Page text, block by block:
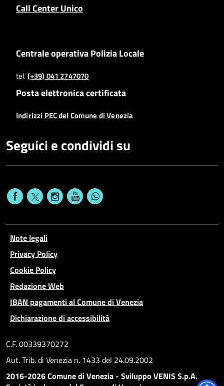
Call Center Unico
Centrale operativa Polizia Locale
tel.(+39) 041 2747070
Posta elettronica certificata
Indirizzi PEC del Comune di Venezia
Seguici e condividi su
Note legali
Privacy Policy
Cookie Policy
Redazione Web
IBAN pagamenti al Comune di Venezia
Dichiarazione di accessibilità
C.F. 00339370272
Aut. Trib. di Venezia n. 1433 del 24.09.2002
2016-2026 Comune di Venezia - Sviluppo VENIS S.p.A.